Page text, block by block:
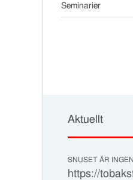
Seminarier
Aktuellt
SNUSET ÄR
https://